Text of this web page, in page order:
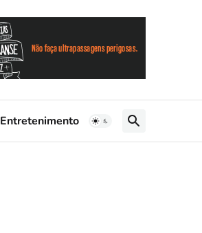
Entretenimento